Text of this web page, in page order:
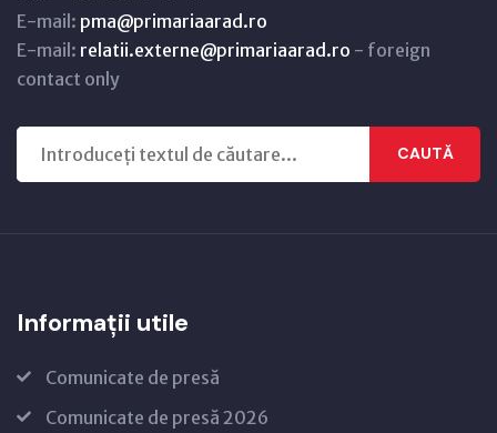
E-mail: pma@primariaarad.ro
E-mail: relatii.externe@primariaarad.ro - foreign
contact only
CAUTĂ
Informații utile
Comunicate de presă
Comunicate de presă 2026